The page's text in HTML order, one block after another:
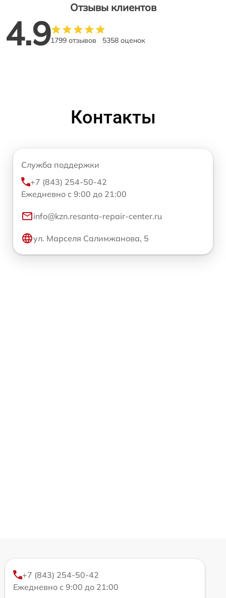
Отзывы клиентов
4.91799 отзывов 5358 оценок
Контакты
Служба поддержки
+7 (843) 254-50-42
Ежедневно с 9:00 до 21:00
info@kzn.resanta-repair-center.ru
ул. Марселя Салимжанова, 5
+7 (843) 254-50-42
Ежедневно с 9:00 до 21:00